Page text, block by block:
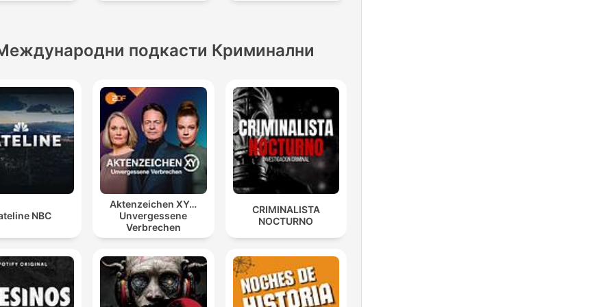
подкасти Криминални
NBC
Aktenzeichen XY…
Unvergessene
Verbrechen
CRIMINALISTA
NOCTURNO